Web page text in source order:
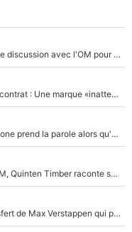
Amine Gouiri est très inquiet du mercato : Une discussion avec l'OM pour acter son transfert !
Kylian Mbappé lâche Nike pour un très gros contrat : Une marque «inattendue» va frapper très fort
Ferran Torres a dit oui au PSG : Le FC Barcelone prend la parole alors qu'un transfert de l'attaquant espagnol prend forme
En plein cauchemar après son transfert à l'OM, Quinten Timber raconte ses doutes après sa signature à Marseille
F1 - Une légende de McLaren refuse le transfert de Max Verstappen qui pourrait «faire des vagues» et plomber l'ambiance dans l'équipe